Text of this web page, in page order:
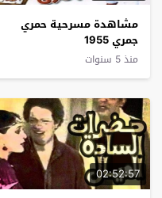
مشاهدة مسرحية حمري
جمري 1955
منذ 5 سنوات
02:52:57